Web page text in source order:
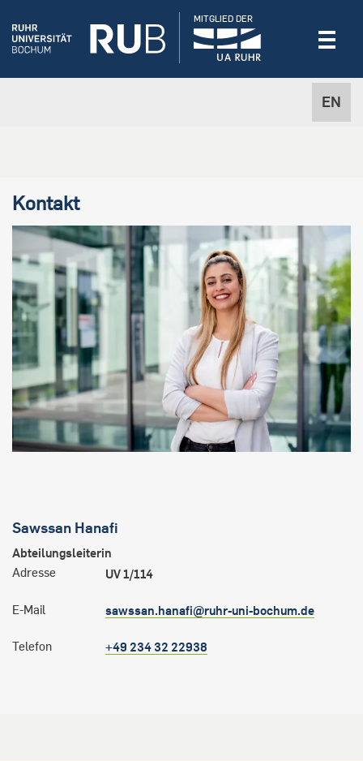
EN
MITGLIED DER
Kontakt
Sawssan Hanafi
Abteilungsleiterin
Adresse
UV 1/114
E-Mail sawssan.hanafi@ruhr-uni-bochum.de
Telefon +49 234 32 22938